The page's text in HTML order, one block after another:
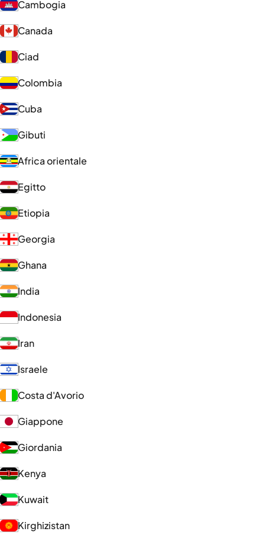
Cambogia
Canada
Ciad
Colombia
Cuba
Gibuti
Africa orientale
Egitto
Etiopia
Georgia
Ghana
India
Indonesia
Iran
Israele
Costa d'Avorio
Giappone
Giordania
Kenya
Kuwait
Kirghizistan